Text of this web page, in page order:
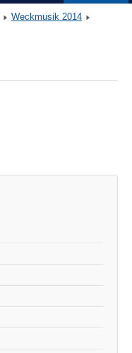
Weckmusik 2014